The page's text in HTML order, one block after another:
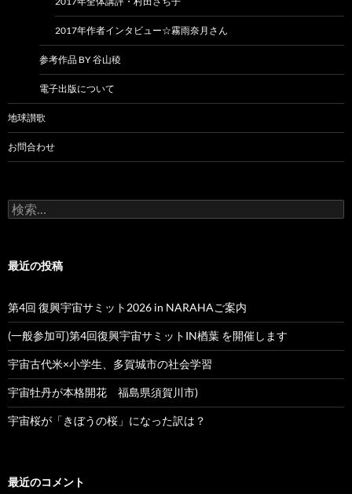
2017年作者インタビュー☆霧雨奈月さん
参考作品 BY 谷山稜
電子出版について
地球讃歌
お問合わせ
検
索:
最近の投稿
第4回 復興宇宙サミット2026 in NARAHAご案内
(一般参加可)第4回復興宇宙サミットIN楢葉 を開催します
宇宙古代米×小学生、多賀城市の社会学習
宇宙牡丹が本格開花 福島県須賀川市)
宇宙桜が「きぼうの桜」になった訳は？
最近のコメント